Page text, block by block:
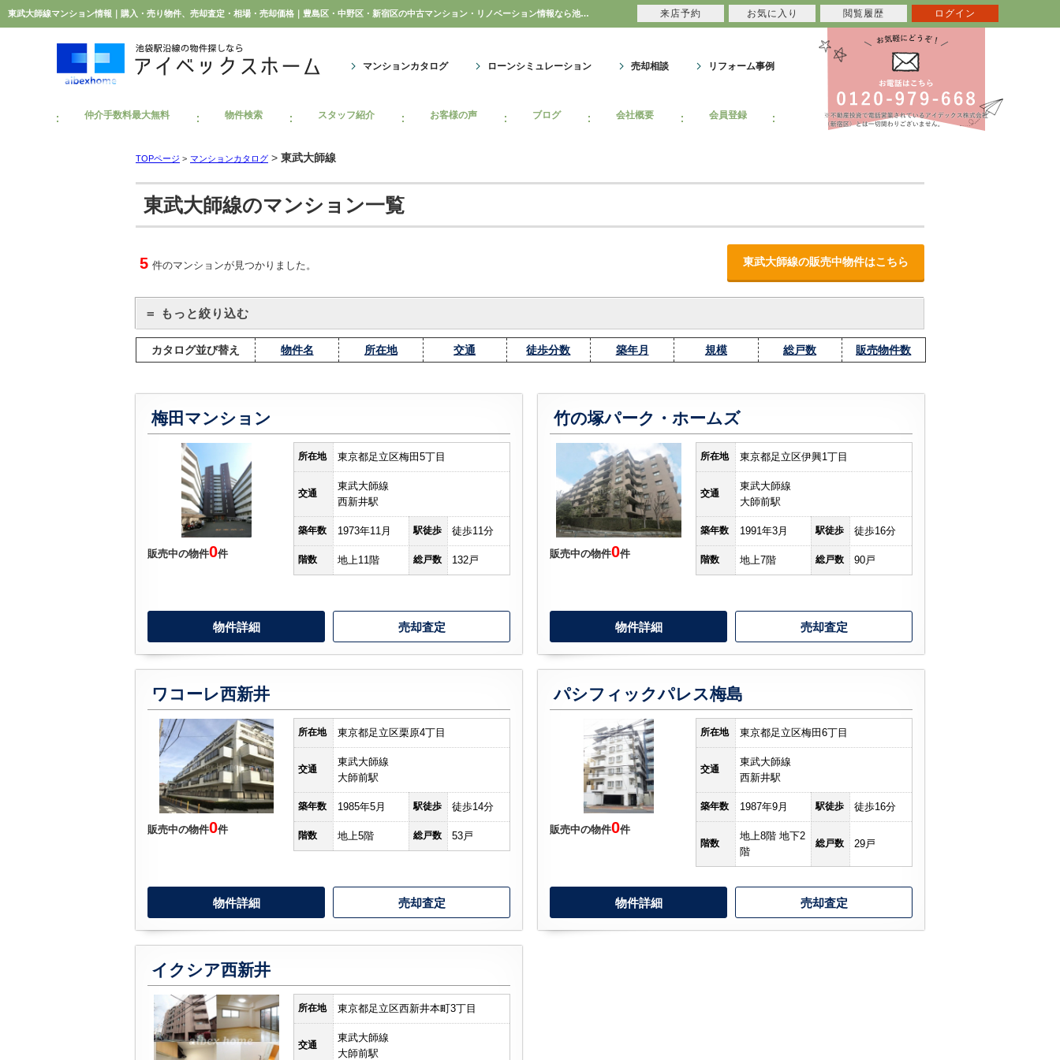
東武大師線マンション情報｜購入・売り物件、売却査定・相場・売却価格｜豊島区・中野区・新宿区の中古マンション・リノベーション情報なら池袋のアイベックスホーム！
マンションカタログ ローンシミュレーション 売却相談 リフォーム事例
仲介手数料最大無料 物件検索 スタッフ紹介 お客様の声 ブログ 会社概要 会員登録
TOPページ > マンションカタログ > 東武大師線
東武大師線のマンション一覧
5 件のマンションが見つかりました。 東武大師線の販売中物件はこちら
＝ もっと絞り込む
カタログ並び替え 物件名 所在地 交通 徒歩分数 築年月 規模 総戸数 販売物件数
梅田マンション
販売中の物件0件
所在地 東京都足立区梅田5丁目
交通
東武大師線
西新井駅
築年数 1973年11月 駅徒歩 徒歩11分
階数 地上11階 総戸数 132戸
物件詳細 売却査定
竹の塚パーク・ホームズ
販売中の物件0件
所在地 東京都足立区伊興1丁目
交通
東武大師線
大師前駅
築年数 1991年3月 駅徒歩 徒歩16分
階数 地上7階 総戸数 90戸
物件詳細 売却査定
ワコーレ西新井
販売中の物件0件
所在地 東京都足立区栗原4丁目
交通
東武大師線
大師前駅
築年数 1985年5月 駅徒歩 徒歩14分
階数 地上5階 総戸数 53戸
物件詳細 売却査定
パシフィックパレス梅島
販売中の物件0件
所在地 東京都足立区梅田6丁目
交通
東武大師線
西新井駅
築年数 1987年9月 駅徒歩 徒歩16分
階数
地上8階 地下2
階
総戸数 29戸
物件詳細 売却査定
イクシア西新井
所在地 東京都足立区西新井本町3丁目
交通
東武大師線
大師前駅
来店予約 お気に入り 閲覧履歴 ログイン